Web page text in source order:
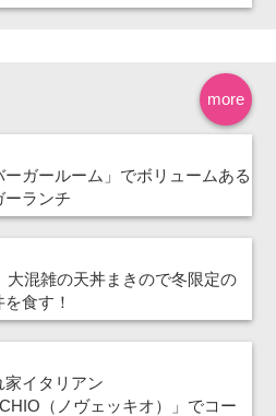
more
ーガールーム」でボリュームある
ーランチ
大混雑の天丼まきので冬限定の
食す！
家イタリアン
（ノヴェッキオ）」でコー